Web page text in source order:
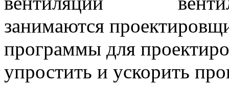
занимаются
программы для
упростить и ускорить